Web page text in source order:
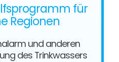
für
Regionen
und anderen
des Trinkwassers